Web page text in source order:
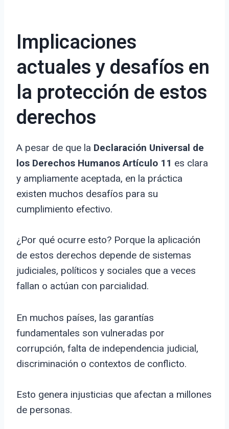
Implicaciones
actuales y desafíos en
la protección de estos
derechos
A pesar de que la Declaración Universal de
los Derechos Humanos Artículo 11 es clara
y ampliamente aceptada, en la práctica
existen muchos desafíos para su
cumplimiento efectivo.
¿Por qué ocurre esto? Porque la aplicación
de estos derechos depende de sistemas
judiciales, políticos y sociales que a veces
fallan o actúan con parcialidad.
En muchos países, las garantías
fundamentales son vulneradas por
corrupción, falta de independencia judicial,
discriminación o contextos de conflicto.
Esto genera injusticias que afectan a millones
de personas.